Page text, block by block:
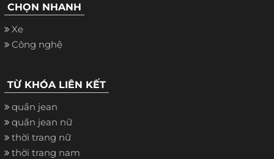
CHỌN NHANH
Xe
Công nghệ
TỪ KHÓA LIÊN KẾT
quần jean
quần jean nữ
thời trang nữ
thời trang nam